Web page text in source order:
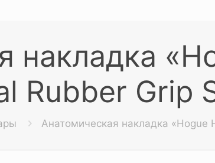
накладка
Rubber Grip
Анатомическая накладка «Hogue